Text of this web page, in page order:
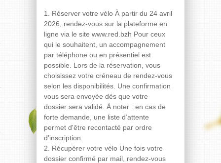
1. Réserver votre vélo À partir du 24 avril
2026, rendez-vous sur la plateforme en
ligne via le site www.red.bzh Pour ceux
qui le souhaitent, un accompagnement
par téléphone ou en présentiel est
possible. Lors de la réservation, vous
choisissez votre créneau de rendez-vous
selon les disponibilités. Une confirmation
vous sera envoyée dès que votre
dossier sera validé. À noter : en cas de
forte demande, une liste d’attente
permet d'être recontacté par ordre
d’inscription.
2. Récupérer votre vélo Une fois votre
dossier confirmé par mail, rendez-vous